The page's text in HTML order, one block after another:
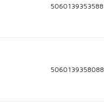
5060139353588
5060139358088